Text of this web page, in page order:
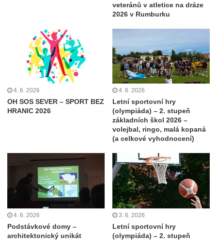
veteránů v atletice na dráze
2026 v Rumburku
4. 6. 2026
OH SOS SEVER – SPORT BEZ
HRANIC 2026
4. 6. 2026
Letní sportovní hry
(olympiáda) – 2. stupeň
základních škol 2026 –
volejbal, ringo, malá kopaná
(a celkové vyhodnocení)
4. 6. 2026
Podstávkové domy –
architektonický unikát
3. 6. 2026
Letní sportovní hry
(olympiáda) – 2. stupeň